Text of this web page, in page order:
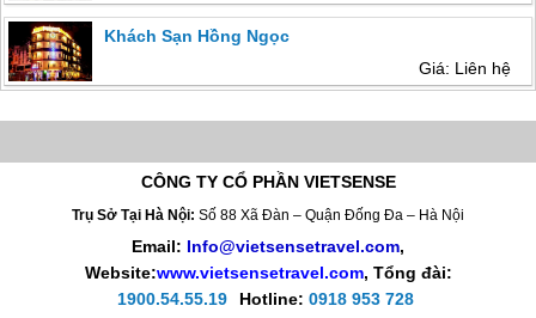
Khách Sạn Hồng Ngọc
Giá: Liên hệ
CÔNG TY CỔ PHẦN VIETSENSE
Trụ Sở Tại Hà Nội: Số 88 Xã Đàn – Quận Đống Đa – Hà Nội
Email: Info@vietsensetravel.com,
Website:www.vietsensetravel.com, Tổng đài:
1900.54.55.19
Hotline: 0918 953 728